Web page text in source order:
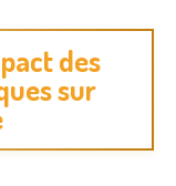
des
sur